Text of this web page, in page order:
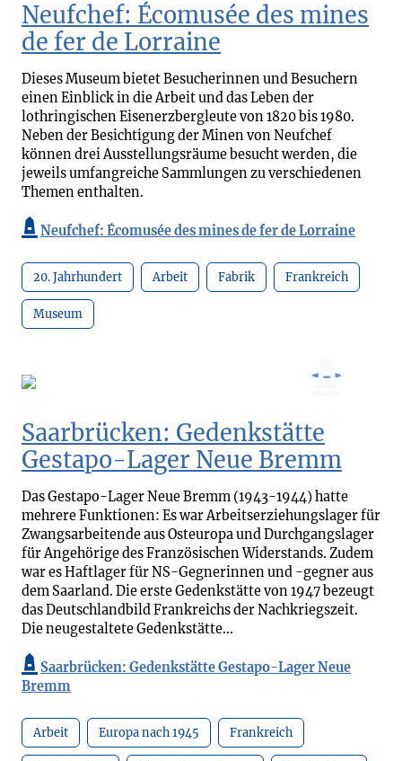
Neufchef: Écomusée des mines
de fer de Lorraine
Dieses Museum bietet Besucherinnen und Besuchern
einen Einblick in die Arbeit und das Leben der
lothringischen Eisenerzbergleute von 1820 bis 1980.
Neben der Besichtigung der Minen von Neufchef
können drei Ausstellungsräume besucht werden, die
jeweils umfangreiche Sammlungen zu verschiedenen
Themen enthalten.
Neufchef: Écomusée des mines de fer de Lorraine
20. Jahrhundert Arbeit Fabrik Frankreich
Museum
Saarbrücken: Gedenkstätte
Gestapo-Lager Neue Bremm
Das Gestapo-Lager Neue Bremm (1943-1944) hatte
mehrere Funktionen: Es war Arbeitserziehungslager für
Zwangsarbeitende aus Osteuropa und Durchgangslager
für Angehörige des Französischen Widerstands. Zudem
war es Haftlager für NS-Gegnerinnen und -gegner aus
dem Saarland. Die erste Gedenkstätte von 1947 bezeugt
das Deutschlandbild Frankreichs der Nachkriegszeit.
Die neugestaltete Gedenkstätte...
Saarbrücken: Gedenkstätte Gestapo-Lager Neue
Bremm
Arbeit Europa nach 1945 Frankreich